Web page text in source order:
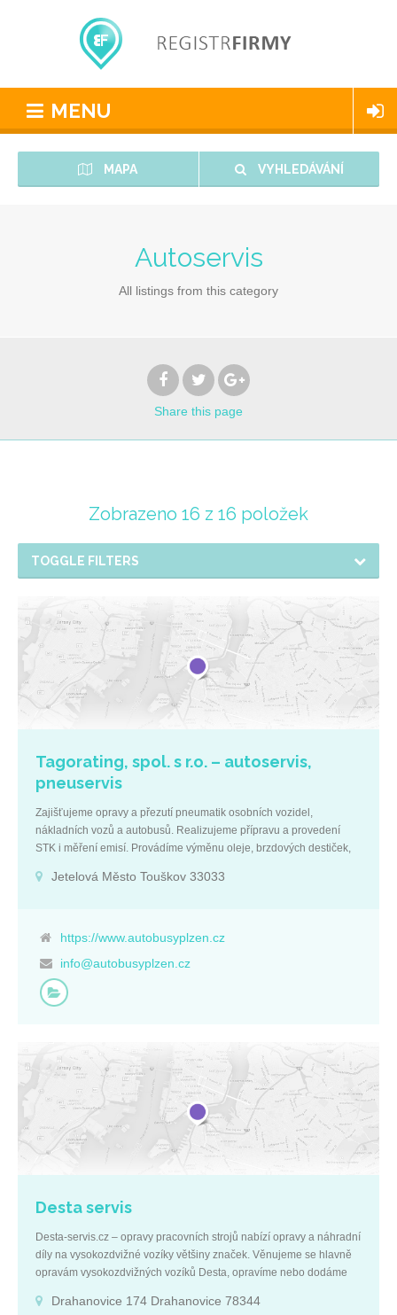
MENU
MAPA VYHLEDÁVÁNÍ
Autoservis
All listings from this category
Share this page
Zobrazeno 16 z 16 položek
TOGGLE FILTERS
Tagorating, spol. s r.o. – autoservis,
pneuservis
Zajišťujeme opravy a přezutí pneumatik osobních vozidel,
nákladních vozů a autobusů. Realizujeme přípravu a provedení
STK i měření emisí. Provádíme výměnu oleje, brzdových destiček,
uskladnění pneu a seřízení geometrie. Základní údaje: IČ:
info@autobusyplzen.cz http://www.autobusyplzen.cz
Jetelová Město Touškov 33033
https://www.autobusyplzen.cz
info@autobusyplzen.cz
Desta servis
Desta-servis.cz – opravy pracovních strojů nabízí opravy a náhradní
díly na vysokozdvižné vozíky většiny značek. Věnujeme se hlavně
opravám vysokozdvižných vozíků Desta, opravíme nebo dodáme
VZV Nissan, Toyota, Yale, Dantruck nebo Gliwice. Disponujeme
Drahanovice 174 Drahanovice 78344